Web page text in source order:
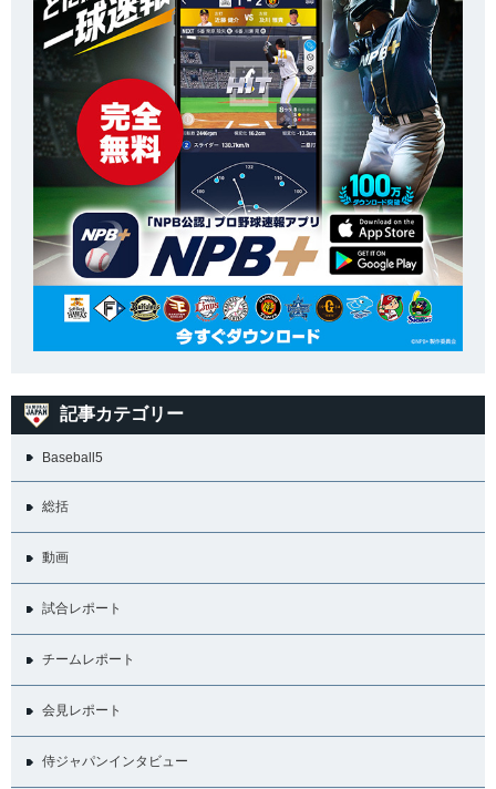
記事カテゴリー
Baseball5
総括
動画
試合レポート
チームレポート
会見レポート
侍ジャパンインタビュー